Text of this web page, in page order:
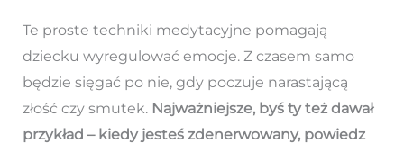
Te proste techniki medytacyjne pomagają
dziecku wyregulować emocje. Z czasem samo
będzie sięgać po nie, gdy poczuje narastającą
złość czy smutek. Najważniejsze, byś ty też dawał
przykład – kiedy jesteś zdenerwowany, powiedz